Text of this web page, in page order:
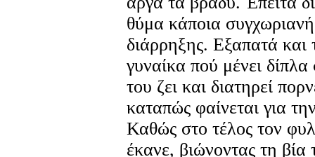
θύμα κάποια
διάρρηξης. Εξαπατά και
γυναίκα πού μένει
του ζει και διατηρεί
καταπώς φαίνεται για
Καθώς στο τέλος τον
έκανε, βιώνοντας τη